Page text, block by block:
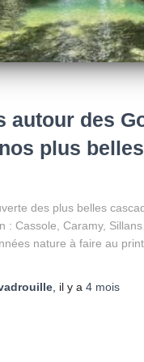
autour des
plus
des plus belles
: Cassole, Caramy,
nature à faire au
, il y a 4 mois